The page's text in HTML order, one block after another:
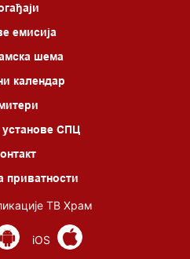
емисија
шема
календар
установе СПЦ
приватности
ТВ Храм
iOS